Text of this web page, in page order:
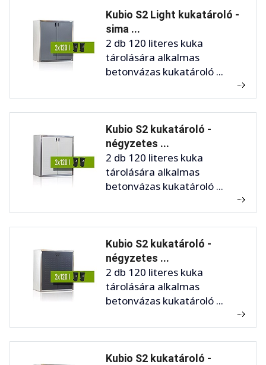
Kubio S2 Light kukatároló -
sima ...
2 db 120 literes kuka
tárolására alkalmas
betonvázas kukatároló ...
Kubio S2 kukatároló -
négyzetes ...
2 db 120 literes kuka
tárolására alkalmas
betonvázas kukatároló ...
Kubio S2 kukatároló -
négyzetes ...
2 db 120 literes kuka
tárolására alkalmas
betonvázas kukatároló ...
Kubio S2 kukatároló -